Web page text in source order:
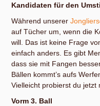
Kandidaten für den
Während unserer
auf Tücher um, wenn die
will. Das ist keine Frage
einfach anders. Es gibt
dass sie mit Fangen
Bällen kommt’s aufs
Vielleicht probierst du jetzt
Vorm 3. Ball